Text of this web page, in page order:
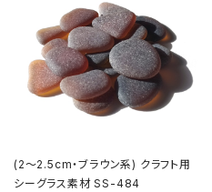
(2～2.5cm・ブラウン系) クラフト用
シーグラス素材 SS-484